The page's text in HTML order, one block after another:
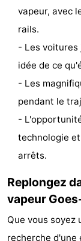
van
Haamstede
Valleien
Soeten
Haert
Wijde
Blick
Zeeland
Village
Zeeuwse
Kust
Zonnedorp
van
Haamstede
Hôtels
minutes
Plages
Voir
vapeur, avec
rails.
- Les voitures
idée de ce
- Les
pendant le
-
technologie
arrêts.
Replongez
vapeur
Que vous soyez
recherche d'une